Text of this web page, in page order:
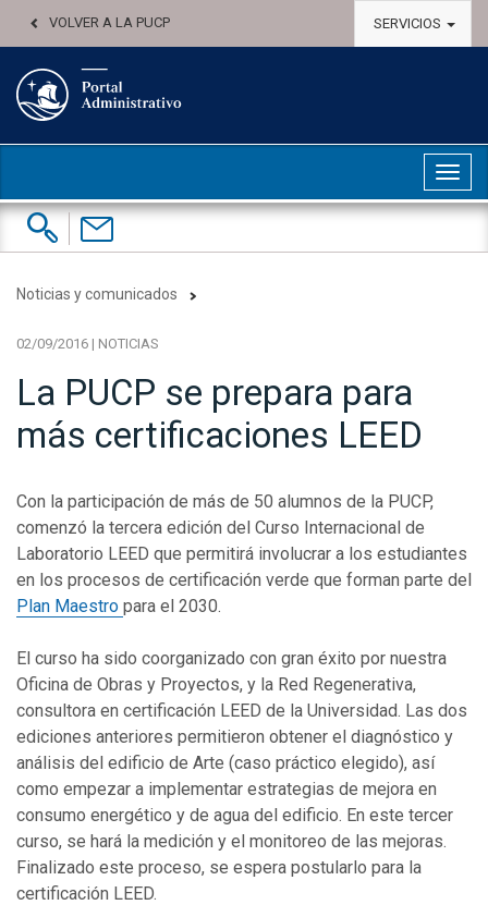
VOLVER A LA PUCP SERVICIOS
Buscar:
Contáctenos
Noticias y comunicados
02/09/2016 | NOTICIAS
La PUCP se prepara para
más certificaciones LEED
Con la participación de más de 50 alumnos de la PUCP,
comenzó la tercera edición del Curso Internacional de
Laboratorio LEED que permitirá involucrar a los estudiantes
en los procesos de certificación verde que forman parte del
Plan Maestro para el 2030.
El curso ha sido coorganizado con gran éxito por nuestra
Oficina de Obras y Proyectos, y la Red Regenerativa,
consultora en certificación LEED de la Universidad. Las dos
ediciones anteriores permitieron obtener el diagnóstico y
análisis del edificio de Arte (caso práctico elegido), así
como empezar a implementar estrategias de mejora en
consumo energético y de agua del edificio. En este tercer
curso, se hará la medición y el monitoreo de las mejoras.
Finalizado este proceso, se espera postularlo para la
certificación LEED.